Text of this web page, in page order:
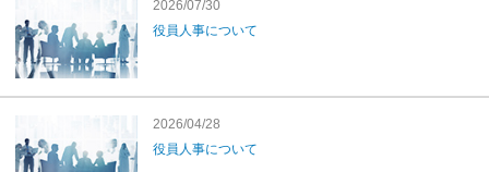
2026/07/30
役員人事について
2026/04/28
役員人事について